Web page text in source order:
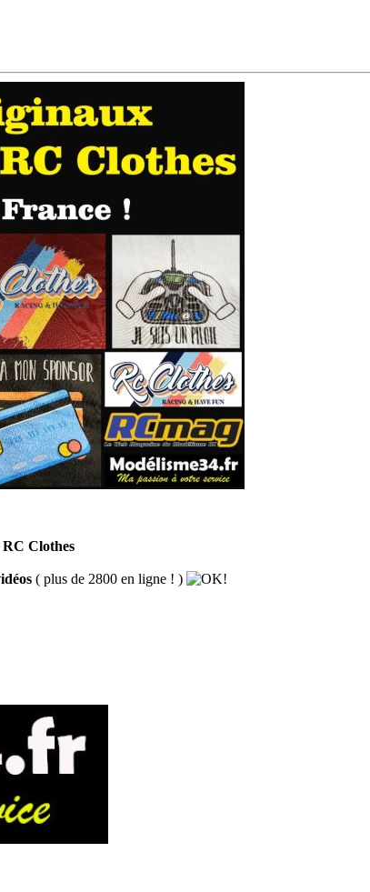
RC Clothes
( plus de 2800 en ligne ! )